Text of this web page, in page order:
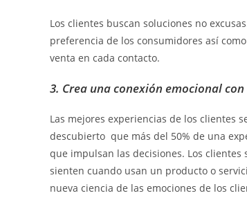
Los clientes buscan soluciones no
preferencia de los consumidores así
venta en cada contacto.
3. Crea una conexión emocional
Las mejores experiencias de los clientes
descubierto que más del 50% de una
que impulsan las decisiones. Los
sienten cuando usan un producto o
nueva ciencia de las emociones de los